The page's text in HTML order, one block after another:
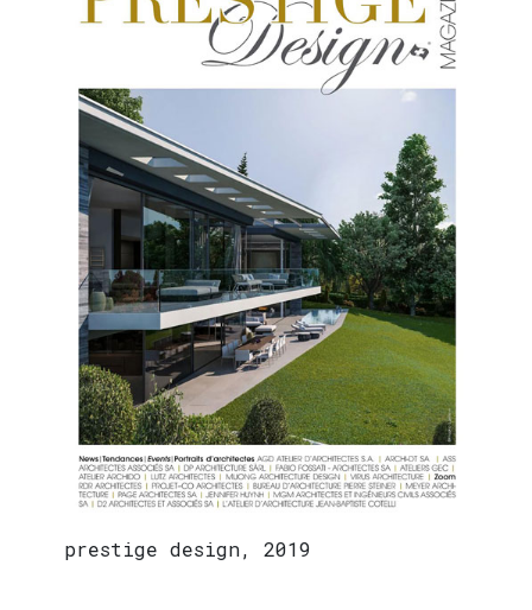
prestige design, 2019